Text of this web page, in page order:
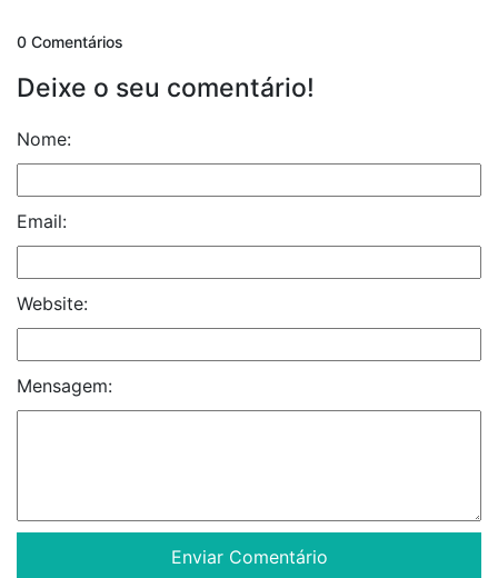
0 Comentários
Deixe o seu comentário!
Nome:
Email:
Website:
Mensagem: